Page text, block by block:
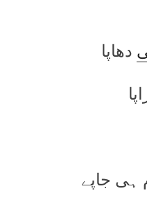
دھاپا
ہی جاپے